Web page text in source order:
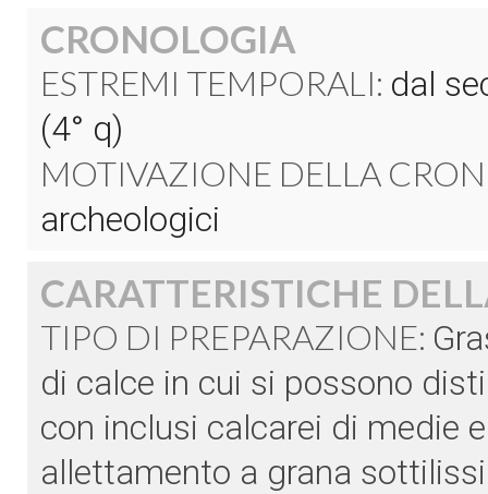
CRONOLOGIA
ESTREMI TEMPORALI: dal
(4° q)
MOTIVAZIONE DELLA
archeologici
CARATTERISTICHE
TIPO DI PREPARAZIONE:
di calce in cui si possono
con inclusi calcarei di medie
allettamento a grana